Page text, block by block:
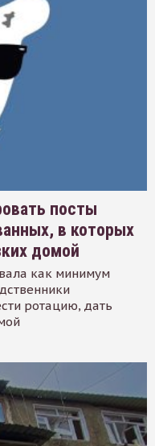
посты
в которых
домой
как минимум
ротацию, дать